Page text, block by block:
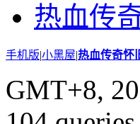
热血传
手机版|小黑屋|热血传奇怀
GMT+8,